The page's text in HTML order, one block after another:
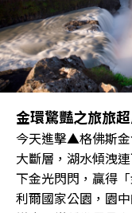
金環驚豔之旅旅超
今天進擊▲格佛斯
大斷層，湖水傾洩
下金光閃閃，贏得
利爾國家公園，園